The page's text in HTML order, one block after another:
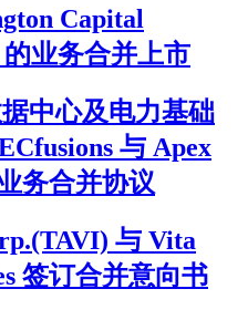
Capital
业务合并上市
中心及电力基础
与 Apex
务合并协议
与 Vita
签订合并意向书